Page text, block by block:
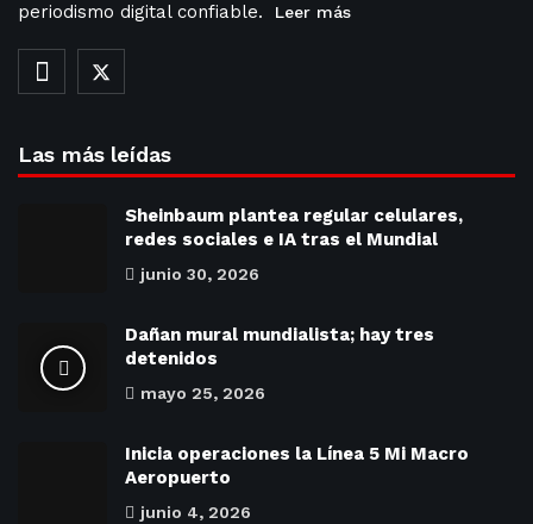
periodismo digital confiable.
Leer más
Las más leídas
Sheinbaum plantea regular celulares,
redes sociales e IA tras el Mundial
junio 30, 2026
Dañan mural mundialista; hay tres
detenidos
mayo 25, 2026
Inicia operaciones la Línea 5 Mi Macro
Aeropuerto
junio 4, 2026